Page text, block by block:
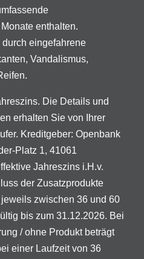
enthalten.
eingefahrene
Vandalismus,
Die Details und
erhalten Sie von Ihrer
Kreditgeber: Openbank
Platz 1, 41061
Jahreszins i.H.v.
der Zusatzprodukte
zwischen 36 und 60
bis zum 31.12.2026. Bei
/ ohne Produkt beträgt
einer Laufzeit von 36